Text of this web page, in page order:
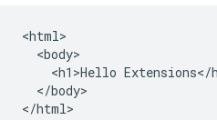
<html>
  <body>
<h1>Hello Extensions</
  </body>